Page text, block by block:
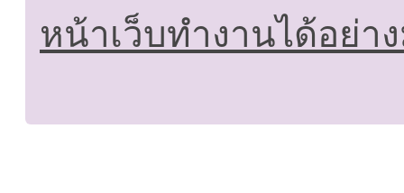
หน้าเว็บทำงานได้อย่า